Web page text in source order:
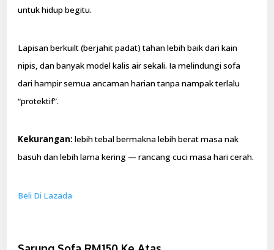
untuk hidup begitu.
Lapisan berkuilt (berjahit padat) tahan lebih baik dari kain
nipis, dan banyak model kalis air sekali. Ia melindungi sofa
dari hampir semua ancaman harian tanpa nampak terlalu
“protektif”.
Kekurangan: lebih tebal bermakna lebih berat masa nak
basuh dan lebih lama kering — rancang cuci masa hari cerah.
Beli Di Lazada